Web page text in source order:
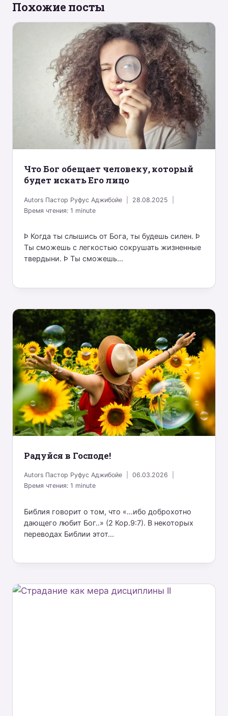
Похожие посты
Что Бог обещает человеку, который
будет искать Его лицо
Autors Пастор Руфус Аджибойе
28.08.2025
Время чтения:1 minute
Þ Когда ты слышись от Бога, ты будешь силен. Þ
Ты сможешь с легкостью сокрушать жизненные
твердыни. Þ Ты сможешь...
Радуйся в Господе!
Autors Пастор Руфус Аджибойе
06.03.2026
Время чтения:1 minute
Библия говорит о том, что «...ибо доброхотно
дающего любит Бог..» (2 Кор.9:7). В некоторых
переводах Библии этот...